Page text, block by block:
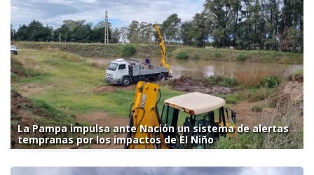
La Pampa impulsa ante Nación un sistema de alertas
tempranas por los impactos de El Niño